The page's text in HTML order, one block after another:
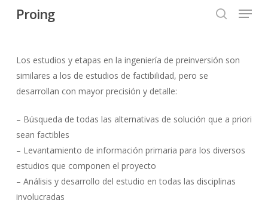
Proing Menu
Los estudios y etapas en la ingeniería de preinversión son
similares a los de estudios de factibilidad, pero se
desarrollan con mayor precisión y detalle:
– Búsqueda de todas las alternativas de solución que a priori
sean factibles
– Levantamiento de información primaria para los diversos
estudios que componen el proyecto
– Análisis y desarrollo del estudio en todas las disciplinas
involucradas